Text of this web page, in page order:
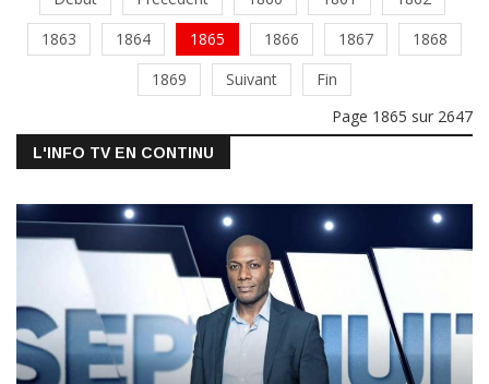
1863
1864 1865 1866 1867
1868
1869
Suivant
Fin
Page 1865 sur 2647
L'INFO TV EN CONTINU